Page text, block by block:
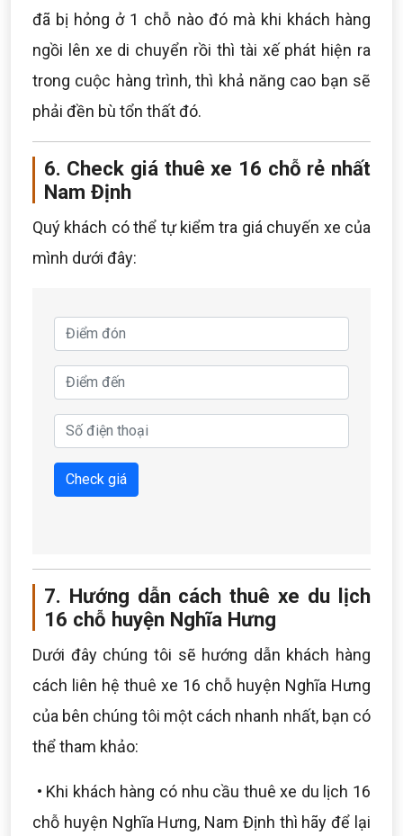
đã bị hỏng ở 1 chỗ nào đó mà khi khách hàng
ngồi lên xe di chuyển rồi thì tài xế phát hiện ra
trong cuộc hàng trình, thì khả năng cao bạn sẽ
phải đền bù tổn thất đó.
6. Check giá thuê xe 16 chỗ rẻ nhất
Nam Định
Quý khách có thể tự kiểm tra giá chuyến xe của
mình dưới đây:
Check giá
7. Hướng dẫn cách thuê xe du lịch
16 chỗ huyện Nghĩa Hưng
Dưới đây chúng tôi sẽ hướng dẫn khách hàng
cách liên hệ thuê xe 16 chỗ huyện Nghĩa Hưng
của bên chúng tôi một cách nhanh nhất, bạn có
thể tham khảo:
• Khi khách hàng có nhu cầu thuê xe du lịch 16
chỗ huyện Nghĩa Hưng, Nam Định thì hãy để lại